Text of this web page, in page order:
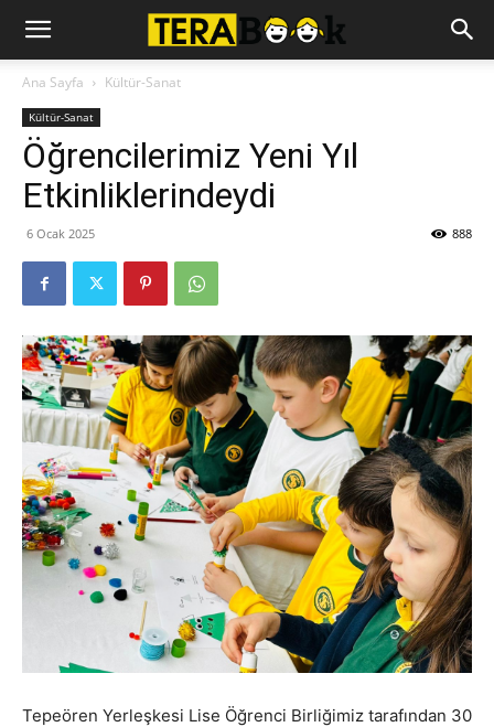
Ana Sayfa Kültür-Sanat
Kültür-Sanat
Öğrencilerimiz Yeni Yıl
Etkinliklerindeydi
6 Ocak 2025 888
Tepeören Yerleşkesi Lise Öğrenci Birliğimiz tarafından 30